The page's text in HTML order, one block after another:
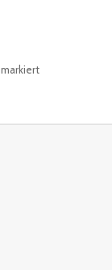
markiert